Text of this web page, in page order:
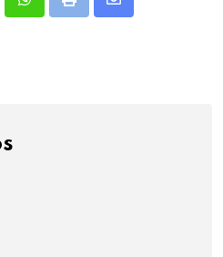
WhatsappPrint
Share